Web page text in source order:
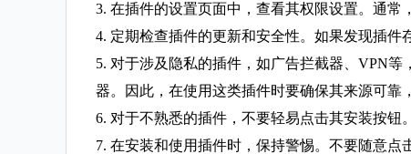
3. 在插件的设置页面中，查看其权限设置。通常
4. 定期检查插件的更新和安全性。如果发现插件
5. 对于涉及隐私的插件，如广告拦截器、VPN
器。因此，在使用这类插件时要确保其来源可靠
6. 对于不熟悉的插件，不要轻易点击其安装按钮
7. 在安装和使用插件时，保持警惕。不要随意点